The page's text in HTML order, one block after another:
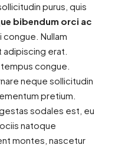
purus, quis
bibendum orci ac
congue. Nullam
erat.
congue.
neque sollicitudin
pretium.
sodales est, eu
natoque
montes, nascetur